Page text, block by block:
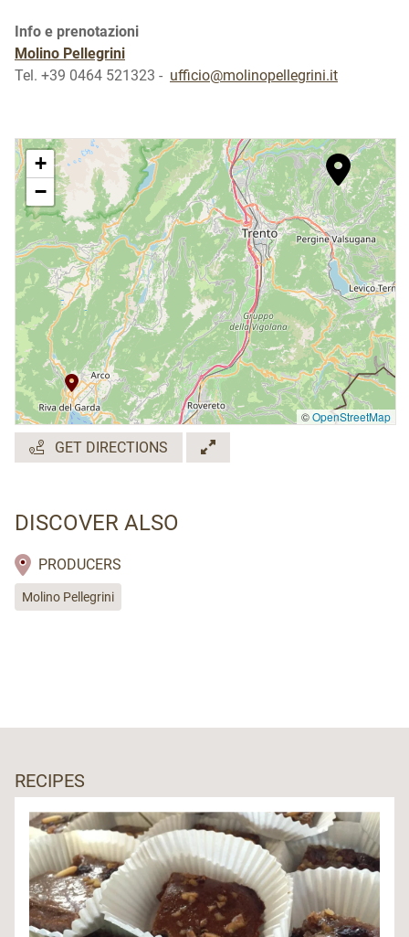
Info e prenotazioni
Molino Pellegrini
Tel. +39 0464 521323 - ufficio@molinopellegrini.it
+
−
©OpenStreetMap
GET DIRECTIONS
DISCOVER ALSO
PRODUCERS
Molino Pellegrini
RECIPES